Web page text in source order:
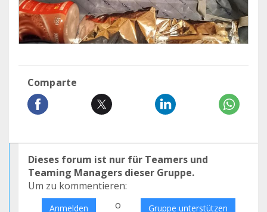
Comparte
Dieses forum ist nur für Teamers und
Teaming Managers dieser Gruppe.
Um zu kommentieren:
Anmelden o Gruppe unterstützen